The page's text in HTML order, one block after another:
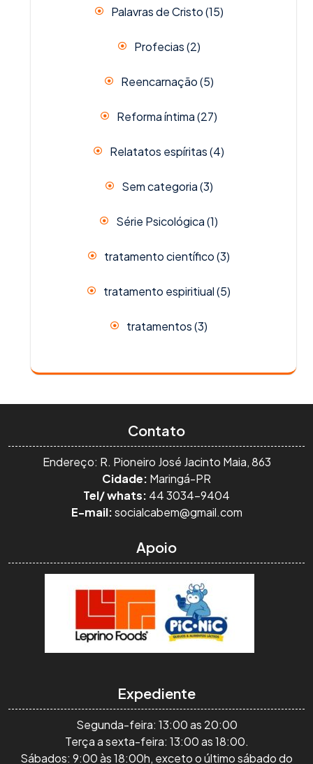
Palavras de Cristo(15)
Profecias(2)
Reencarnação(5)
Reforma íntima(27)
Relatatos espíritas(4)
Sem categoria(3)
Série Psicológica(1)
tratamento científico(3)
tratamento espiritiual(5)
tratamentos(3)
Contato
Endereço: R. Pioneiro José Jacinto Maia, 863
Cidade: Maringá-PR
Tel/ whats: 44 3034-9404
E-mail:socialcabem@gmail.com
Apoio
Expediente
Segunda-feira: 13:00 as 20:00
Terça a sexta-feira: 13:00 as 18:00.
Sábados: 9:00 às 18:00h, exceto o último sábado do